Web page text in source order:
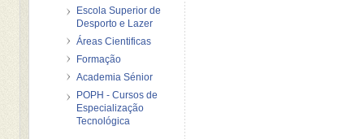
Escola Superior de
Desporto e Lazer
Áreas Cientificas
Formação
Academia Sénior
POPH - Cursos de
Especialização
Tecnológica